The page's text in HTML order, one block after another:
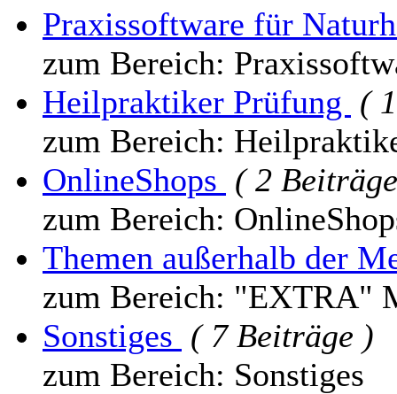
Praxissoftware für
zum Bereich:
Heilpraktiker Prüfung (
zum Bereich:
OnlineShops ( 2
zum Bereich:
Themen außerhalb der
zum Bereich: "EXTRA"
Sonstiges ( 7 Beiträge )
zum Bereich: Sonstiges